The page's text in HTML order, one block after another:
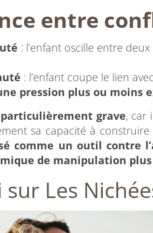
entre
: l’enfant oscille entre
: l’enfant coupe le lien
pression plus ou moins
grave, car
sa capacité à
comme un outil contre
de manipulation plus
Les